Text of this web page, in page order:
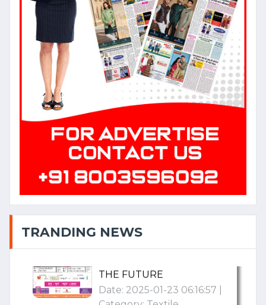
TRANDING NEWS
बजट २०२५-२६: टेक्सटाइल और गारमेंट
सेक्टर को मिल सकती है प्रोत्साहनों की
सौगात
Date: 2025-01-23 06:42:42 |
Category: Textile
STRATEGIC WEAVE INTO
THE FUTURE
Date: 2025-01-23 06:16:57 |
Category: Textile